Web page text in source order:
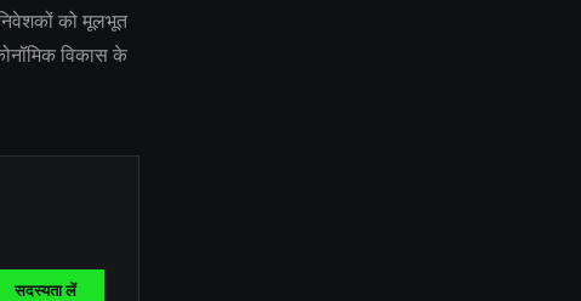
को मूलभूत
विकास के
सदस्यता लें